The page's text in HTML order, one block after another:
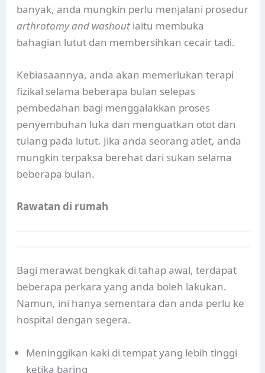
banyak, anda mungkin perlu menjalani prosedur
arthrotomy and washout iaitu membuka
bahagian lutut dan membersihkan cecair tadi.
Kebiasaannya, anda akan memerlukan terapi
fizikal selama beberapa bulan selepas
pembedahan bagi menggalakkan proses
penyembuhan luka dan menguatkan otot dan
tulang pada lutut. Jika anda seorang atlet, anda
mungkin terpaksa berehat dari sukan selama
beberapa bulan.
Rawatan di rumah
Bagi merawat bengkak di tahap awal, terdapat
beberapa perkara yang anda boleh lakukan.
Namun, ini hanya sementara dan anda perlu ke
hospital dengan segera.
Meninggikan kaki di tempat yang lebih tinggi
ketika baring